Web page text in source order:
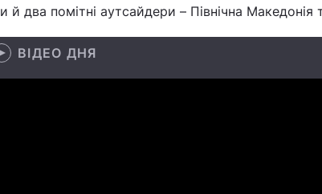
й два помітні аутсайдери – Північна Македонія
ВІДЕО ДНЯ